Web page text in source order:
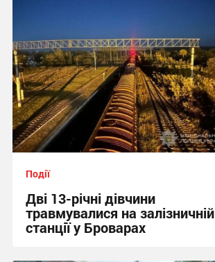
Події
Дві 13-річні дівчини
травмувалися на залізничній
станції у Броварах